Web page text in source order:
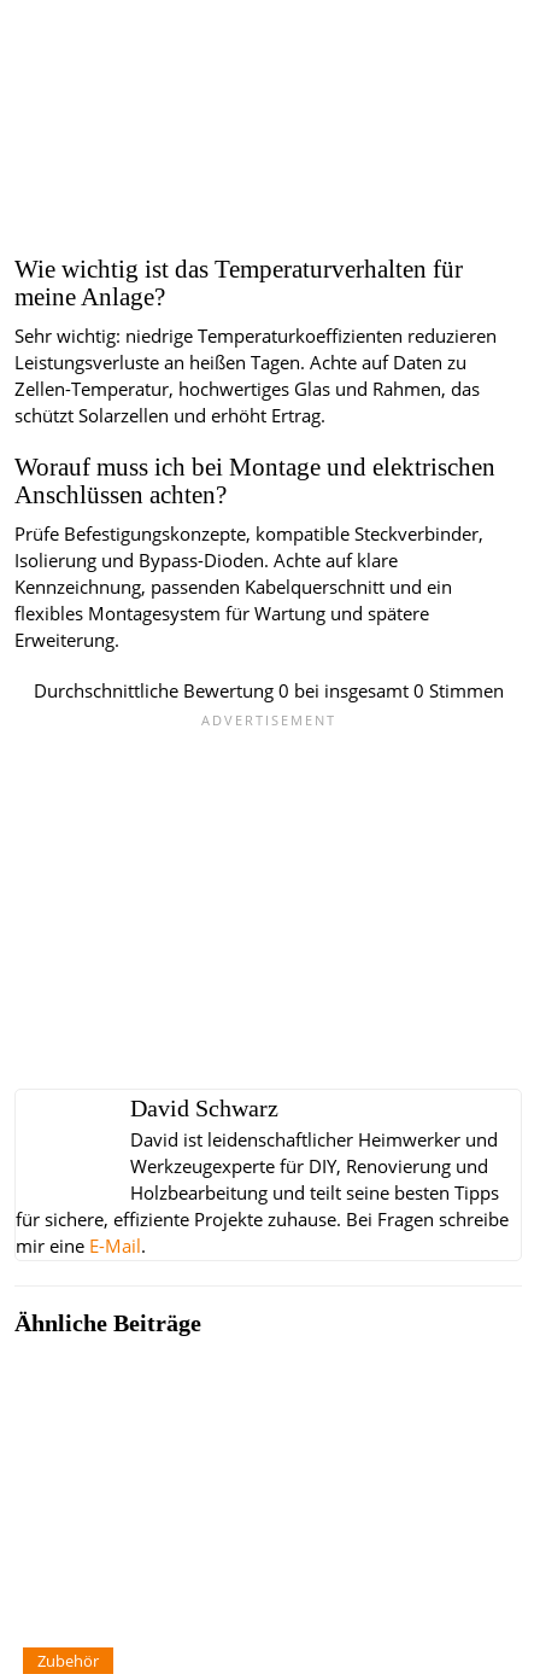
Wie wichtig ist das Temperaturverhalten für
meine Anlage?
Sehr wichtig: niedrige Temperaturkoeffizienten reduzieren
Leistungsverluste an heißen Tagen. Achte auf Daten zu
Zellen-Temperatur, hochwertiges Glas und Rahmen, das
schützt Solarzellen und erhöht Ertrag.
Worauf muss ich bei Montage und elektrischen
Anschlüssen achten?
Prüfe Befestigungskonzepte, kompatible Steckverbinder,
Isolierung und Bypass-Dioden. Achte auf klare
Kennzeichnung, passenden Kabelquerschnitt und ein
flexibles Montagesystem für Wartung und spätere
Erweiterung.
Durchschnittliche Bewertung0 bei insgesamt0 Stimmen
David Schwarz
David ist leidenschaftlicher Heimwerker und
Werkzeugexperte für DIY, Renovierung und
Holzbearbeitung und teilt seine besten Tipps
für sichere, effiziente Projekte zuhause. Bei Fragen schreibe
mir eine E-Mail.
Ähnliche Beiträge
Zubehör